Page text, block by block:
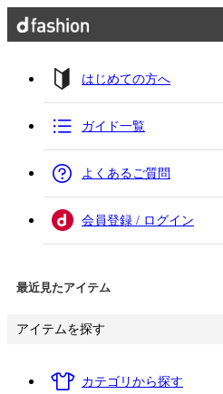
はじめての方へ
ガイド一覧
よくあるご質問
会員登録 / ログイン
最近見たアイテム
アイテムを探す
カテゴリから探す